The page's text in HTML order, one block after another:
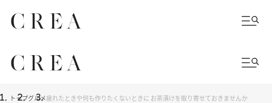
トップグルメ疲れたときや何も作りたくないときに お茶漬けを取り寄せておきませんか